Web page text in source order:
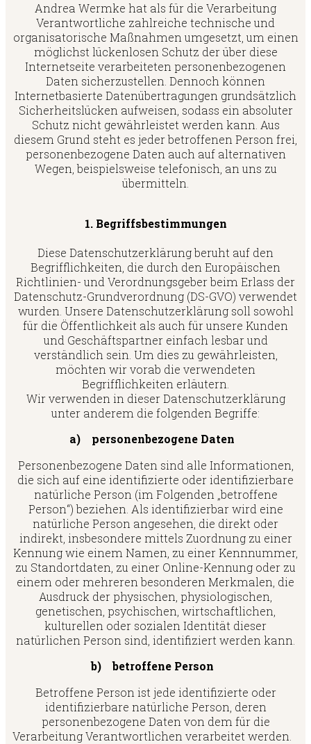
Andrea Wermke hat als für die Verarbeitung
Verantwortliche zahlreiche technische und
organisatorische Maßnahmen umgesetzt, um einen
möglichst lückenlosen Schutz der über diese
Internetseite verarbeiteten personenbezogenen
Daten sicherzustellen. Dennoch können
Internetbasierte Datenübertragungen grundsätzlich
Sicherheitslücken aufweisen, sodass ein absoluter
Schutz nicht gewährleistet werden kann. Aus
diesem Grund steht es jeder betroffenen Person frei,
personenbezogene Daten auch auf alternativen
Wegen, beispielsweise telefonisch, an uns zu
übermitteln.
1. Begriffsbestimmungen
Diese Datenschutzerklärung beruht auf den
Begrifflichkeiten, die durch den Europäischen
Richtlinien- und Verordnungsgeber beim Erlass der
Datenschutz-Grundverordnung (DS-GVO) verwendet
wurden. Unsere Datenschutzerklärung soll sowohl
für die Öffentlichkeit als auch für unsere Kunden
und Geschäftspartner einfach lesbar und
verständlich sein. Um dies zu gewährleisten,
möchten wir vorab die verwendeten
Begrifflichkeiten erläutern.
Wir verwenden in dieser Datenschutzerklärung
unter anderem die folgenden Begriffe:
a) personenbezogene Daten
Personenbezogene Daten sind alle Informationen,
die sich auf eine identifizierte oder identifizierbare
natürliche Person (im Folgenden „betroffene
Person“) beziehen. Als identifizierbar wird eine
natürliche Person angesehen, die direkt oder
indirekt, insbesondere mittels Zuordnung zu einer
Kennung wie einem Namen, zu einer Kennnummer,
zu Standortdaten, zu einer Online-Kennung oder zu
einem oder mehreren besonderen Merkmalen, die
Ausdruck der physischen, physiologischen,
genetischen, psychischen, wirtschaftlichen,
kulturellen oder sozialen Identität dieser
natürlichen Person sind, identifiziert werden kann.
b) betroffene Person
Betroffene Person ist jede identifizierte oder
identifizierbare natürliche Person, deren
personenbezogene Daten von dem für die
Verarbeitung Verantwortlichen verarbeitet werden.